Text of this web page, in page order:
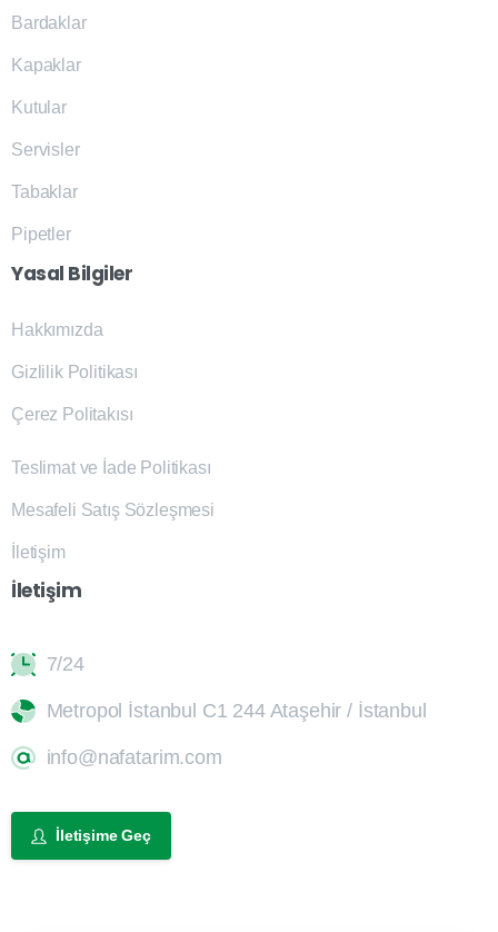
Bardaklar
Kapaklar
Kutular
Servisler
Tabaklar
Pipetler
Yasal Bilgiler
Hakkımızda
Gizlilik Politikası
Çerez Politakısı
Teslimat ve İade Politikası
Mesafeli Satış Sözleşmesi
İletişim
İletişim
7/24
Metropol İstanbul C1 244 Ataşehir / İstanbul
info@nafatarim.com
İletişime Geç